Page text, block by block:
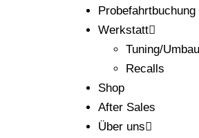
Probefahrtbuchung
Werkstatt
Tuning/
Recalls
Shop
After Sales
Über uns